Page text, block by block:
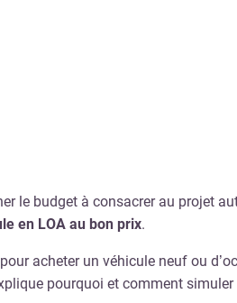
le budget à consacrer au projet
en LOA au bon prix.
acheter un véhicule neuf ou
pourquoi et comment